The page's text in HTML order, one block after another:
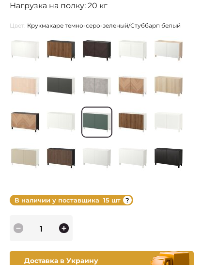
Нагрузка на полку: 20 кг
Цвет: Крукмакаре темно-серо-зеленый/Стуббарп белый
В наличии у поставщика 15 шт
Доставка в Украину